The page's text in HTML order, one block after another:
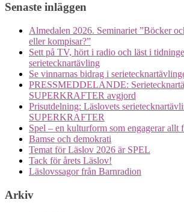
Senaste inläggen
Almedalen 2026. Seminariet ”Böcker
eller kompisar?”
Sett på TV, hört i radio och läst i
serietecknartävling
Se vinnarnas bidrag i
PRESSMEDDELANDE:
SUPERKRAFTER avgjord
Prisutdelning: Läslovets
SUPERKRAFTER
Spel – en kulturform som engagerar allt
Bamse och demokrati
Temat för Läslov 2026 är SPEL
Tack för årets Läslov!
Läslovssagor från Barnradion
Arkiv